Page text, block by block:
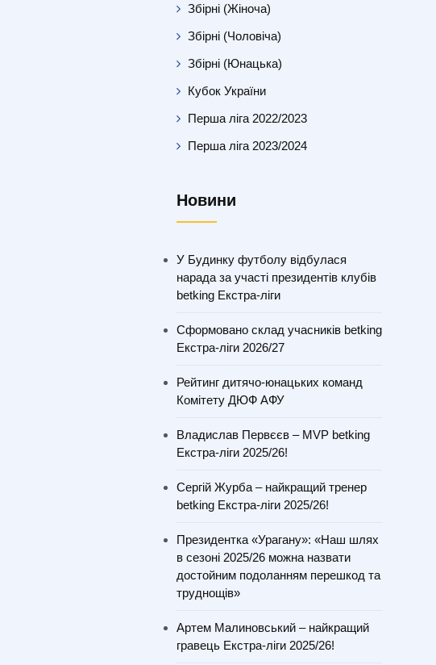
Збірні (Жіноча)
Збірні (Чоловіча)
Збірні (Юнацька)
Кубок України
Перша ліга 2022/2023
Перша ліга 2023/2024
Новини
У Будинку футболу відбулася
нарада за участі президентів клубів
betking Екстра-ліги
Сформовано склад учасників betking
Екстра-ліги 2026/27
Рейтинг дитячо-юнацьких команд
Комітету ДЮФ АФУ
Владислав Первєєв – MVP betking
Екстра-ліги 2025/26!
Сергій Журба – найкращий тренер
betking Екстра-ліги 2025/26!
Президентка «Урагану»: «Наш шлях
в сезоні 2025/26 можна назвати
достойним подоланням перешкод та
труднощів»
Артем Малиновський – найкращий
гравець Екстра-ліги 2025/26!